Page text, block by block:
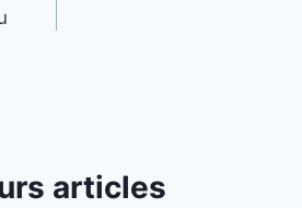
articles